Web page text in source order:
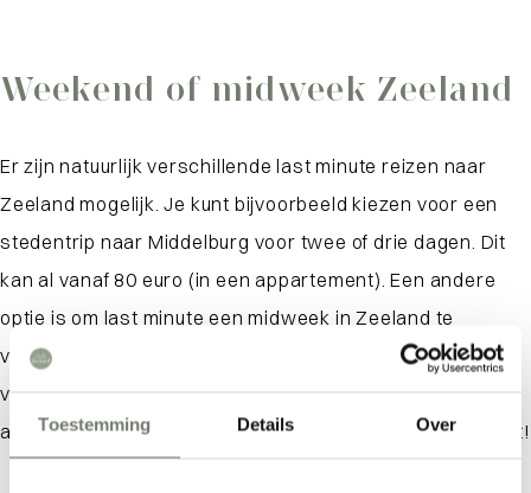
Toestemming Details Over
Weekend of midweek Zeeland
Er zijn natuurlijk verschillende last minute reizen naar
Zeeland mogelijk. Je kunt bijvoorbeeld kiezen voor een
stedentrip naar Middelburg voor twee of drie dagen. Dit
kan al vanaf 80 euro (in een appartement). Een andere
optie is om last minute een midweek in Zeeland te
verblijven. Dan verblijf je misschien liever in een
vakantiehuis in een dorp of midden in de natuur. Dit kan –
als je via Hello Zeeland boekt – al vanaf 65 euro per nacht!